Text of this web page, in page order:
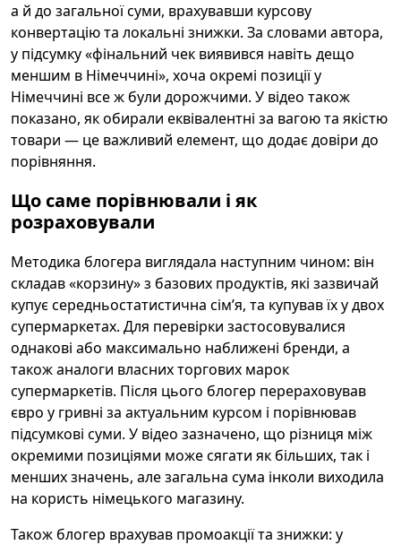
а й до загальної суми, врахувавши курсову
конвертацію та локальні знижки. За словами автора,
у підсумку «фінальний чек виявився навіть дещо
меншим в Німеччині», хоча окремі позиції у
Німеччині все ж були дорожчими. У відео також
показано, як обирали еквівалентні за вагою та якістю
товари — це важливий елемент, що додає довіри до
порівняння.
Що саме порівнювали і як
розраховували
Методика блогера виглядала наступним чином: він
складав «корзину» з базових продуктів, які зазвичай
купує середньостатистична сім’я, та купував їх у двох
супермаркетах. Для перевірки застосовувалися
однакові або максимально наближені бренди, а
також аналоги власних торгових марок
супермаркетів. Після цього блогер перераховував
євро у гривні за актуальним курсом і порівнював
підсумкові суми. У відео зазначено, що різниця між
окремими позиціями може сягати як більших, так і
менших значень, але загальна сума інколи виходила
на користь німецького магазину.
Також блогер врахував промоакції та знижки: у